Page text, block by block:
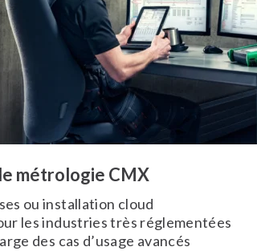
métrologie CMX
ou ins­tal­la­tion cloud
les industries très ré­gle­men­tées
des cas d’usage avancés